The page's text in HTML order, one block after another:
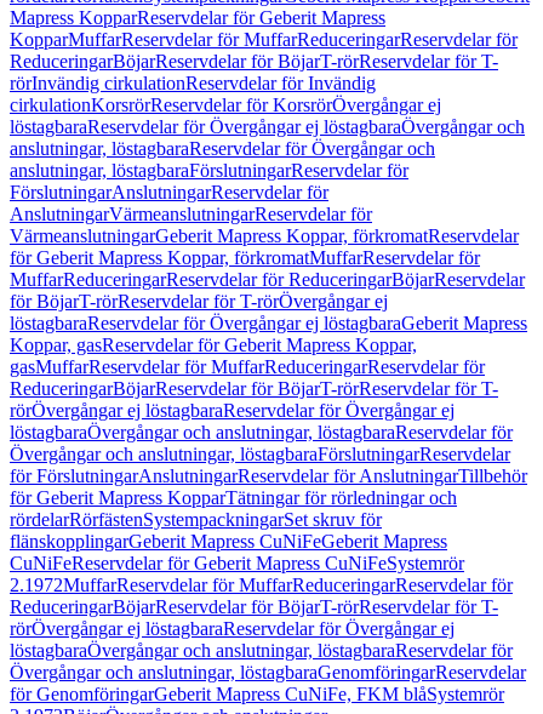
Mapress KopparReservdelar för Geberit Mapress
KopparMuffarReservdelar för MuffarReduceringarReservdelar för
ReduceringarBöjarReservdelar för BöjarT-rörReservdelar för T-
rörInvändig cirkulationReservdelar för Invändig
cirkulationKorsrörReservdelar för KorsrörÖvergångar ej
löstagbaraReservdelar för Övergångar ej löstagbaraÖvergångar och
anslutningar, löstagbaraReservdelar för Övergångar och
anslutningar, löstagbaraFörslutningarReservdelar för
FörslutningarAnslutningarReservdelar för
AnslutningarVärmeanslutningarReservdelar för
VärmeanslutningarGeberit Mapress Koppar, förkromatReservdelar
för Geberit Mapress Koppar, förkromatMuffarReservdelar för
MuffarReduceringarReservdelar för ReduceringarBöjarReservdelar
för BöjarT-rörReservdelar för T-rörÖvergångar ej
löstagbaraReservdelar för Övergångar ej löstagbaraGeberit Mapress
Koppar, gasReservdelar för Geberit Mapress Koppar,
gasMuffarReservdelar för MuffarReduceringarReservdelar för
ReduceringarBöjarReservdelar för BöjarT-rörReservdelar för T-
rörÖvergångar ej löstagbaraReservdelar för Övergångar ej
löstagbaraÖvergångar och anslutningar, löstagbaraReservdelar för
Övergångar och anslutningar, löstagbaraFörslutningarReservdelar
för FörslutningarAnslutningarReservdelar för AnslutningarTillbehör
för Geberit Mapress KopparTätningar för rörledningar och
rördelarRörfästenSystempackningarSet skruv för
flänskopplingarGeberit Mapress CuNiFeGeberit Mapress
CuNiFeReservdelar för Geberit Mapress CuNiFeSystemrör
2.1972MuffarReservdelar för MuffarReduceringarReservdelar för
ReduceringarBöjarReservdelar för BöjarT-rörReservdelar för T-
rörÖvergångar ej löstagbaraReservdelar för Övergångar ej
löstagbaraÖvergångar och anslutningar, löstagbaraReservdelar för
Övergångar och anslutningar, löstagbaraGenomföringarReservdelar
för GenomföringarGeberit Mapress CuNiFe, FKM blåSystemrör